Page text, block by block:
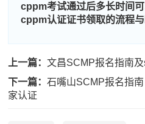
cppm考试通过后多长时间
cppm认证证书领取的流程与
上一篇：文昌SCMP报名指南
下一篇：石嘴山SCMP报名指
家认证
高** 137****1502
李** 137****3734